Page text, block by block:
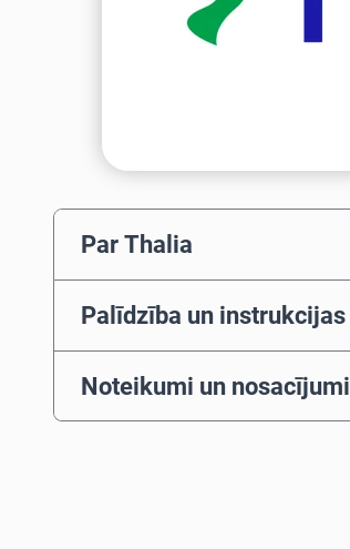
Par Thalia
Palīdzība un instrukcijas
Noteikumi un nosacījumi